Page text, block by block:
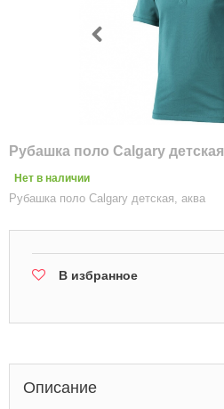
Рубашка поло Calgary детская
Нет в наличии
Рубашка поло Calgary детская, аква
В избранное
Описание